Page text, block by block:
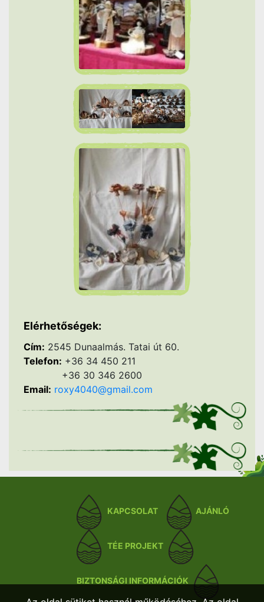
Elérhetőségek:
Cím: 2545 Dunaalmás. Tatai út 60.
Telefon: +36 34 450 211
+36 30 346 2600
Email: roxy4040@gmail.com
KAPCSOLAT AJÁNLÓ
TÉE PROJEKT
BIZTONSÁGI INFORMÁCIÓK